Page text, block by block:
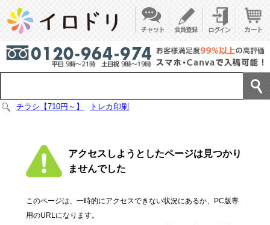
チラシ【710円～】 トレカ印刷
アクセスしようとしたページは見つかり
ませんでした
このページは、一時的にアクセスできない状況にあるか、PC版専
用のURLになります。